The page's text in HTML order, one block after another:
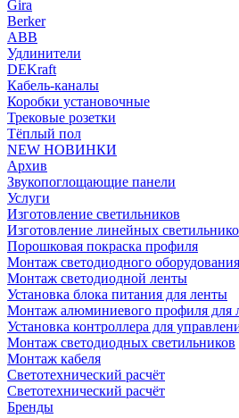
Gira
Berker
ABB
Удлинители
DEKraft
Кабель-каналы
Коробки установочные
Трековые розетки
Тёплый пол
NEW НОВИНКИ
Архив
Звукопоглощающие панели
Услуги
Изготовление светильников
Изготовление линейных
Порошковая покраска профиля
Монтаж светодиодного оборудования
Монтаж светодиодной ленты
Установка блока питания для ленты
Монтаж алюминиевого профиля для
Установка контроллера для
Монтаж светодиодных светильников
Монтаж кабеля
Светотехнический расчёт
Светотехнический расчёт
Бренды